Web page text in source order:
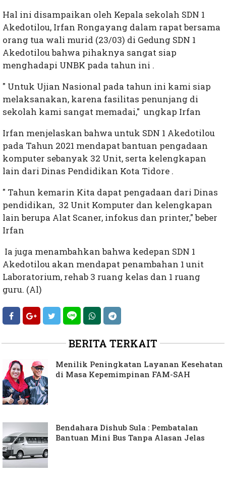
Hal ini disampaikan oleh Kepala sekolah SDN 1
Akedotilou, Irfan Rongayang dalam rapat bersama
orang tua wali murid (23/03) di Gedung SDN 1
Akedotilou bahwa pihaknya sangat siap
menghadapi UNBK pada tahun ini .
" Untuk Ujian Nasional pada tahun ini kami siap
melaksanakan, karena fasilitas penunjang di
sekolah kami sangat memadai," ungkap Irfan
Irfan menjelaskan bahwa untuk SDN 1 Akedotilou
pada Tahun 2021 mendapat bantuan pengadaan
komputer sebanyak 32 Unit, serta kelengkapan
lain dari Dinas Pendidikan Kota Tidore .
" Tahun kemarin Kita dapat pengadaan dari Dinas
pendidikan, 32 Unit Komputer dan kelengkapan
lain berupa Alat Scaner, infokus dan printer," beber
Irfan
Ia juga menambahkan bahwa kedepan SDN 1
Akedotilou akan mendapat penambahan 1 unit
Laboratorium, rehab 3 ruang kelas dan 1 ruang
guru. (Al)
BERITA TERKAIT
Menilik Peningkatan Layanan Kesehatan
di Masa Kepemimpinan FAM-SAH
Bendahara Dishub Sula : Pembatalan
Bantuan Mini Bus Tanpa Alasan Jelas